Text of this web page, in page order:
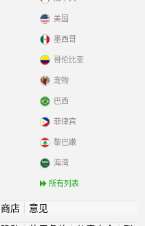
美国
墨西哥
哥伦比亚
宠物
巴西
菲律宾
黎巴嫩
海湾
所有列表
商店| 意见